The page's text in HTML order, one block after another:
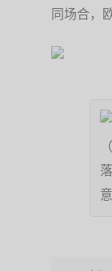
同场合，